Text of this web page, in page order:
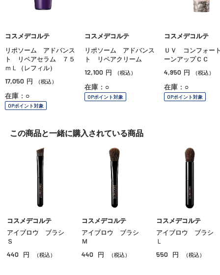
コスメデコルテ
リポソーム アドバンス
ト リペアセラム ７５
ｍＬ（レフィル）
17,050 円 （税込）
在庫：○
OPポイント対象
コスメデコルテ
リポソーム アドバンス
ト リペアクリーム
12,100 円 （税込）
在庫：○
OPポイント対象
コスメデコルテ
ＵＶ コンフォー
ーンアップＣＣ
4,950 円 （税込）
在庫：○
OPポイント対象
この商品と一緒に購入されている商品
コスメデコルテ
アイブロウ ブラシ
Ｓ
440 円 （税込）
コスメデコルテ
アイブロウ ブラシ
Ｍ
440 円 （税込）
コスメデコルテ
アイブロウ ブラシ
Ｌ
550 円 （税込）